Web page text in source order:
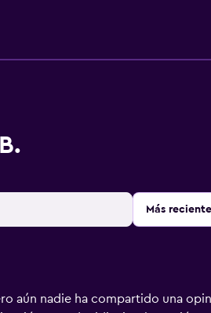
Ordenar por:
Más
aún nadie ha compartido una